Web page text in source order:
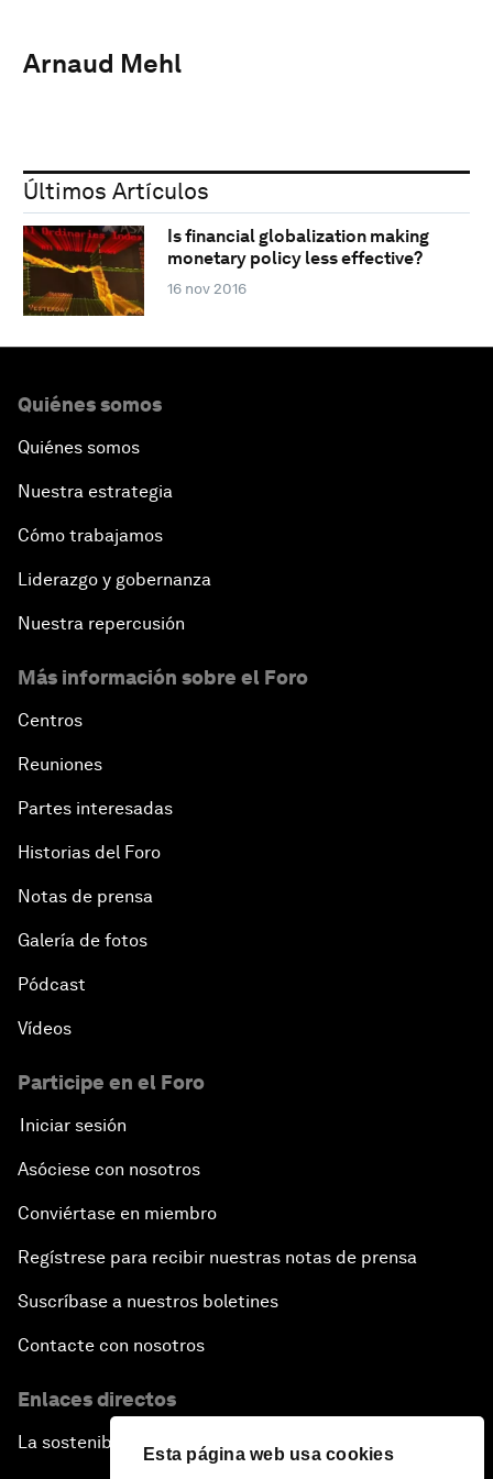
Esta página web usa cookies
Arnaud Mehl
Últimos Artículos
Is financial globalization making
monetary policy less effective?
16 nov 2016
Quiénes somos
Quiénes somos
Nuestra estrategia
Cómo trabajamos
Liderazgo y gobernanza
Nuestra repercusión
Más información sobre el Foro
Centros
Reuniones
Partes interesadas
Historias del Foro
Notas de prensa
Galería de fotos
Pódcast
Vídeos
Participe en el Foro
Iniciar sesión
Asóciese con nosotros
Conviértase en miembro
Regístrese para recibir nuestras notas de prensa
Suscríbase a nuestros boletines
Contacte con nosotros
Enlaces directos
La sostenibilidad en el Foro